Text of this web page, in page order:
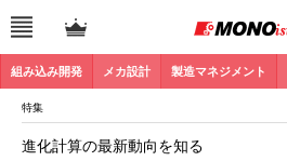
組み込み開発 メカ設計 製造マネジメント
特集
進化計算の最新動向を知る